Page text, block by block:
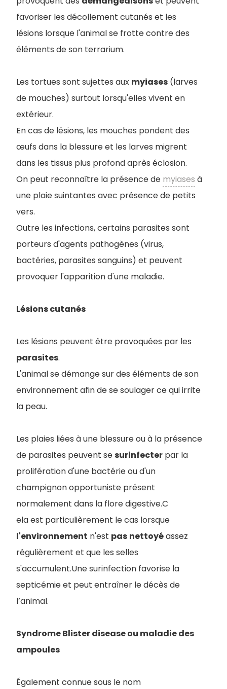
favoriser les décollement cutanés et les
lésions lorsque l'animal se frotte contre des
éléments de son terrarium.
Les tortues sont sujettes aux myiases (larves
de mouches) surtout lorsqu'elles vivent en
extérieur.
En cas de lésions, les mouches pondent des
œufs dans la blessure et les larves migrent
dans les tissus plus profond après éclosion.
On peut reconnaître la présence de myiases à
une plaie suintantes avec présence de petits
vers.
Outre les infections, certains parasites sont
porteurs d'agents pathogènes (virus,
bactéries, parasites sanguins) et peuvent
provoquer l'apparition d'une maladie.
Lésions cutanés
Les lésions peuvent être provoquées par les
parasites.
L'animal se démange sur des éléments de son
environnement afin de se soulager ce qui irrite
la peau.
Les plaies liées à une blessure ou à la présence
de parasites peuvent sesurinfecter par la
prolifération d'une bactérie ou d'un
champignon opportuniste présent
normalement dans la flore digestive.C
ela est particulièrement le cas lorsque
l'environnement n'est pas nettoyéassez
régulièrement et que les selles
s'accumulent.Une surinfection favorise la
septicémie et peut entraîner le décès de
l’animal.
Syndrome Blister disease ou maladie des
ampoules
Également connue sous le nom